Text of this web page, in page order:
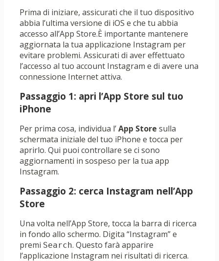
Prima di iniziare, assicurati che il tuo dispositivo
abbia l’ultima versione di iOS e che tu abbia
accesso all’App Store.È importante mantenere
aggiornata la tua applicazione Instagram per
evitare problemi. Assicurati di aver effettuato
l’accesso al tuo account Instagram e di avere una
connessione Internet attiva.
Passaggio 1: apri l’App Store sul tuo
iPhone
Per prima cosa, individua l’App Store sulla
schermata iniziale del tuo iPhone e tocca per
aprirlo. Qui puoi controllare se ci sono
aggiornamenti in sospeso per la tua app
Instagram.
Passaggio 2: cerca Instagram nell’App
Store
Una volta nell’App Store, tocca la barra di ricerca
in fondo allo schermo. Digita “Instagram” e
premi Search. Questo farà apparire
l’applicazione Instagram nei risultati di ricerca.